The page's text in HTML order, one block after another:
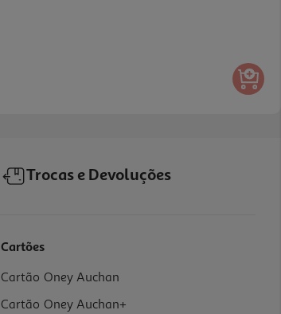
Trocas e Devoluções
Cartões
Cartão Oney Auchan
Cartão Oney Auchan+